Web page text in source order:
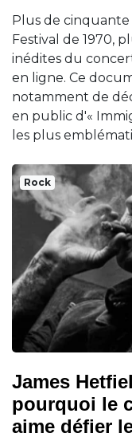
Plus de
Festival de 1970,
inédites du
en ligne. Ce
notamment de
en public d'«
les plus
Rock
James
pourquoi le
aime défier